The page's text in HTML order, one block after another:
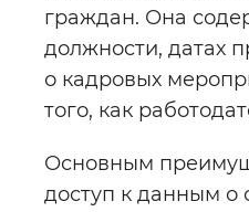
Вернуть
граждан. Она
должности, датах
о кадровых
того, как
Основным
доступ к данным о